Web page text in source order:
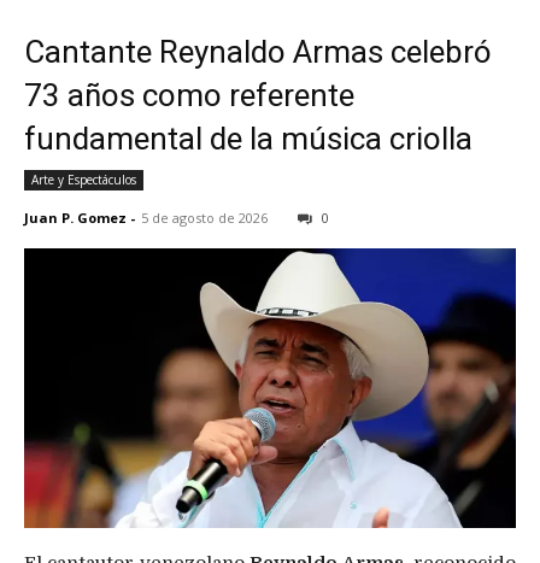
Cantante Reynaldo Armas celebró
73 años como referente
fundamental de la música criolla
Arte y Espectáculos
Juan P. Gomez - 5 de agosto de 2026 0